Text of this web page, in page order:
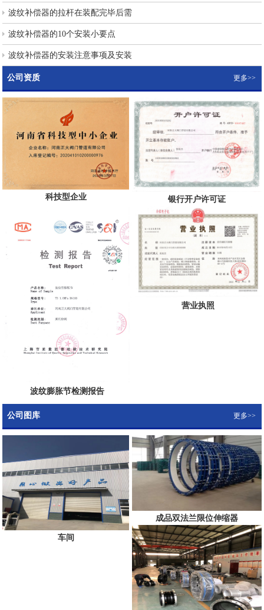
波纹补偿器的拉杆在装配完毕后需
波纹补偿器的10个安装小要点
波纹补偿器的安装注意事项及安装
公司资质 更多>>
科技型企业 银行开户许可证
波纹膨胀节检测报告
营业执照
公司图库 更多>>
车间
成品双法兰限位伸缩器